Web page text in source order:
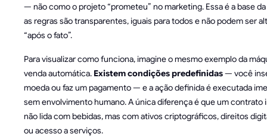
— não como o projeto “prometeu” no marketing. Essa é a base
as regras são transparentes, iguais para todos e não podem ser
“após o fato”.
Para visualizar como funciona, imagine o mesmo exemplo da
venda automática. Existem condições predefinidas— você
moeda ou faz um pagamento — e a ação definida é executada
sem envolvimento humano. A única diferença é que um contrato
não lida com bebidas, mas com ativos criptográficos, direitos
ou acesso a serviços.